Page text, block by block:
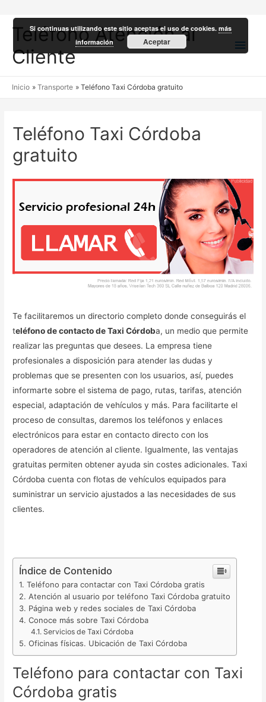
Teléfono Atención al
Cliente
Inicio Transporte Teléfono Taxi Córdoba gratuito
Teléfono Taxi Córdoba
gratuito
Te facilitaremos un directorio completo donde conseguirás el
teléfono de contacto de Taxi Córdoba, un medio que permite
realizar las preguntas que desees. La empresa tiene
profesionales a disposición para atender las dudas y
problemas que se presenten con los usuarios, así, puedes
informarte sobre el sistema de pago, rutas, tarifas, atención
especial, adaptación de vehículos y más. Para facilitarte el
proceso de consultas, daremos los teléfonos y enlaces
electrónicos para estar en contacto directo con los
operadores de atención al cliente. Igualmente, las ventajas
gratuitas permiten obtener ayuda sin costes adicionales. Taxi
Córdoba cuenta con flotas de vehículos equipados para
suministrar un servicio ajustados a las necesidades de sus
clientes.
Índice de Contenido
Teléfono para contactar con Taxi Córdoba gratis
Atención al usuario por teléfono Taxi Córdoba gratuito
Página web y redes sociales de Taxi Córdoba
Conoce más sobre Taxi Córdoba
Servicios de Taxi Córdoba
Oficinas físicas. Ubicación de Taxi Córdoba
Teléfono para contactar con Taxi
Córdoba gratis
Si continuas utilizando este sitio aceptas el uso de cookies.más
información
Aceptar